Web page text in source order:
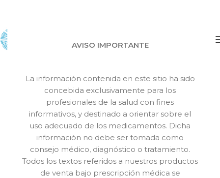
AVISO IMPORTANTE
La información contenida en este sitio ha sido
concebida exclusivamente para los
profesionales de la salud con fines
informativos, y destinado a orientar sobre el
uso adecuado de los medicamentos. Dicha
información no debe ser tomada como
consejo médico, diagnóstico o tratamiento.
Todos los textos referidos a nuestros productos
de venta bajo prescripción médica se